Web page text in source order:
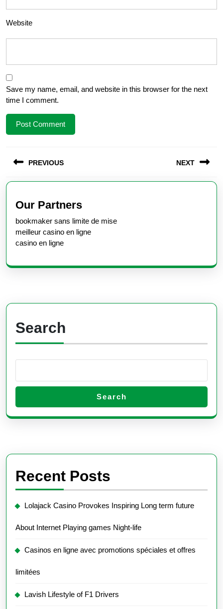
Website
Save my name, email, and website in this browser for the next
time I comment.
navigation
PREVIOUS
Previous
post:
NEXT
Our Partners
bookmaker sans limite de mise
meilleur casino en ligne
casino en ligne
Search
Search
Recent Posts
Lolajack Casino Provokes Inspiring Long term future
About Internet Playing games Night-life
Casinos en ligne avec promotions spéciales et offres
limitées
Lavish Lifestyle of F1 Drivers